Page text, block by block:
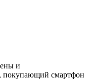
и
покупающий смартфон